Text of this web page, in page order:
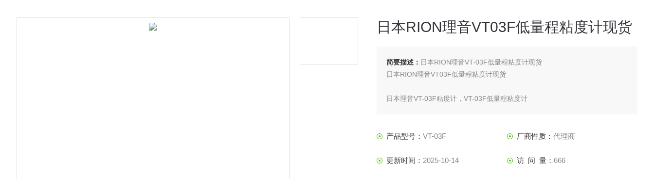
日本RION理音VT03F低量程粘度计现货
简要描述： 日本RION理音VT-03F低量程粘度计现货
日本RION理音VT03F低量程粘度计现货
日本理音VT-03F粘度计，VT-03F低量程粘度计
产品型号：VT-03F 厂商性质：代理商
更新时间： 2025-10-14 访 问 量：666